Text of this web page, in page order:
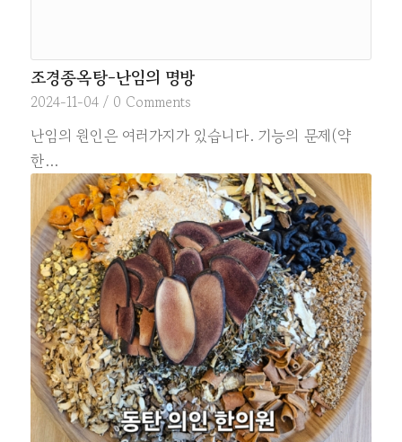
조경종옥탕-난임의 명방
2024-11-04 / 0 Comments
난임의 원인은 여러가지가 있습니다. 기능의 문제(약
한…